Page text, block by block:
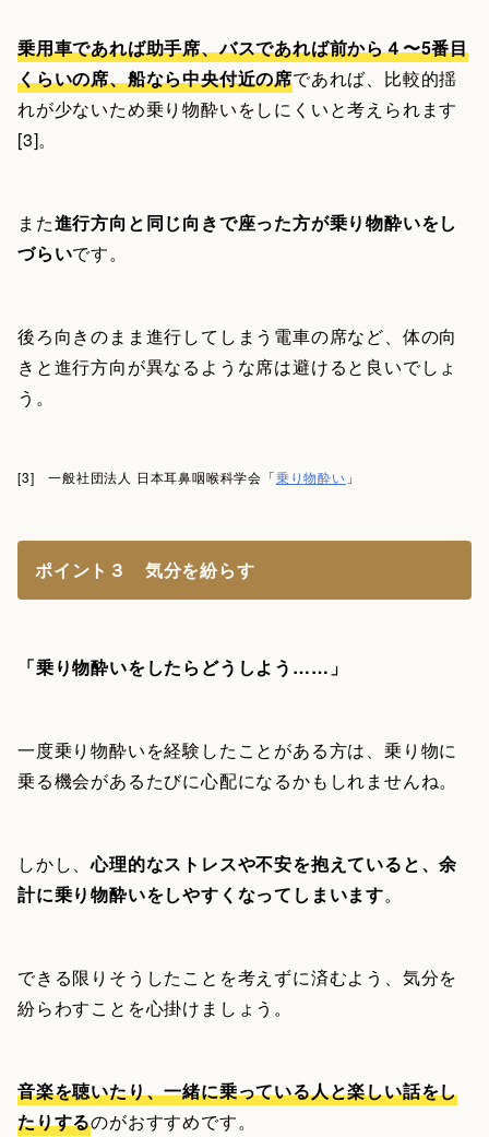
乗用車であれば助手席、バスであれば前から４〜5番目
くらいの席、船なら中央付近の席であれば、比較的揺
れが少ないため乗り物酔いをしにくいと考えられます
[3]。
また進行方向と同じ向きで座った方が乗り物酔いをし
づらいです。
後ろ向きのまま進行してしまう電車の席など、体の向
きと進行方向が異なるような席は避けると良いでしょ
う。
[3] 一般社団法人 日本耳鼻咽喉科学会「乗り物酔い 」
ポイント３ 気分を紛らす
「乗り物酔いをしたらどうしよう……」
一度乗り物酔いを経験したことがある方は、乗り物に
乗る機会があるたびに心配になるかもしれませんね。
しかし、心理的なストレスや不安を抱えていると、余
計に乗り物酔いをしやすくなってしまいます。
できる限りそうしたことを考えずに済むよう、気分を
紛らわすことを心掛けましょう。
音楽を聴いたり、一緒に乗っている人と楽しい話をし
たりするのがおすすめです。